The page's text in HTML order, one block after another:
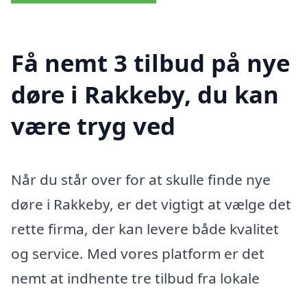
Få nemt 3 tilbud på nye
døre i Rakkeby, du kan
være tryg ved
Når du står over for at skulle finde nye
døre i Rakkeby, er det vigtigt at vælge det
rette firma, der kan levere både kvalitet
og service. Med vores platform er det
nemt at indhente tre tilbud fra lokale